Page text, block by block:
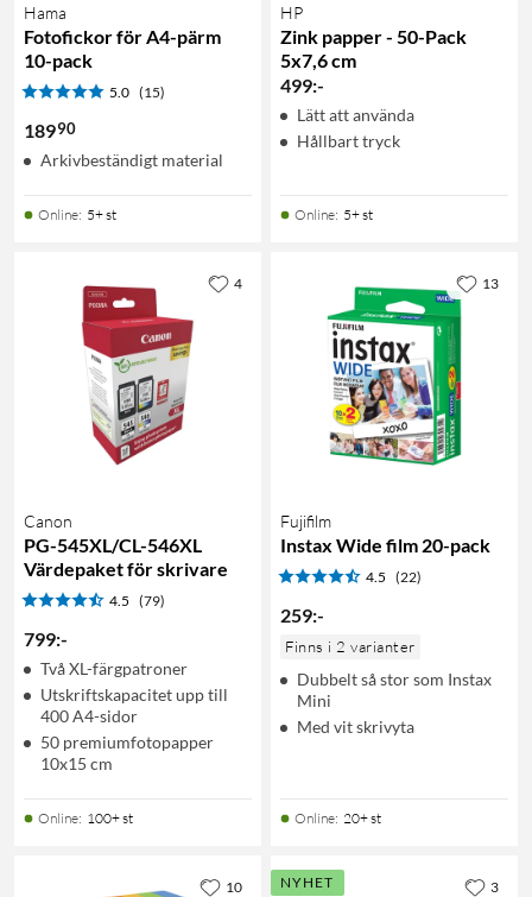
Hama
Fotofickor för A4-pärm
10-pack
5.0 (15)
18990
Arkivbeständigt material
Online: 5+ st
HP
Zink papper - 50-Pack
5x7,6 cm
499:-
Lätt att använda
Hållbart tryck
Online: 5+ st
Canon
PG-545XL/CL-546XL
Värdepaket för skrivare
4.5 (79)
799:-
Två XL-färgpatroner
Utskriftskapacitet upp till
400 A4-sidor
50 premiumfotopapper
10x15 cm
Online: 100+ st
4
Fujifilm
Instax Wide film 20-pack
4.5 (22)
259:-
Finns i 2 varianter
Dubbelt så stor som Instax
Mini
Med vit skrivyta
Online: 20+ st
13
10 NYHET 3